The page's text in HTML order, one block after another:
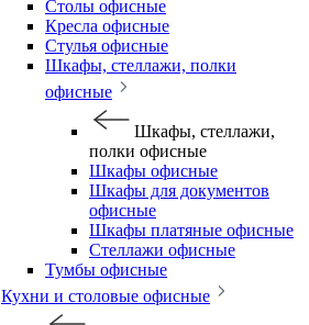
Столы офисные
Кресла офисные
Стулья офисные
Шкафы, стеллажи, полки
офисные
Шкафы, стеллажи,
полки офисные
Шкафы офисные
Шкафы для документов
офисные
Шкафы платяные офисные
Стеллажи офисные
Тумбы офисные
Кухни и столовые офисные